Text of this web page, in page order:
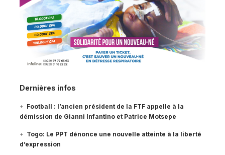
Dernières infos
Football : l’ancien président de la FTF appelle à la
démission de Gianni Infantino et Patrice Motsepe
Togo: Le PPT dénonce une nouvelle atteinte à la liberté
d’expression